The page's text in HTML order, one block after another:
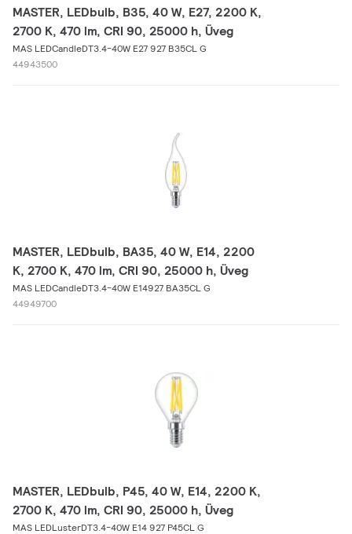
MASTER, LEDbulb, B35, 40 W, E27, 2200 K,
2700 K, 470 lm, CRI 90, 25000 h, Üveg
MAS LEDCandleDT3.4-40W E27 927 B35CL G
44943500
MASTER, LEDbulb, BA35, 40 W, E14, 2200
K, 2700 K, 470 lm, CRI 90, 25000 h, Üveg
MAS LEDCandleDT3.4-40W E14927 BA35CL G
44949700
MASTER, LEDbulb, P45, 40 W, E14, 2200 K,
2700 K, 470 lm, CRI 90, 25000 h, Üveg
MAS LEDLusterDT3.4-40W E14 927 P45CL G